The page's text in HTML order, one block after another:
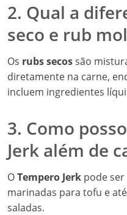
2. Qual a
seco e rub
Os rubs secossão
diretamente na carne,
incluem ingredientes
3. Como
Jerk além de
OTempero Jerk pode
marinadas para tofu e
saladas.